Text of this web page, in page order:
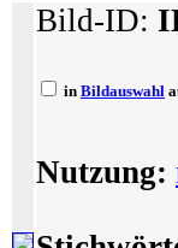
Bild-ID:
in Bildauswahl
Nutzung: